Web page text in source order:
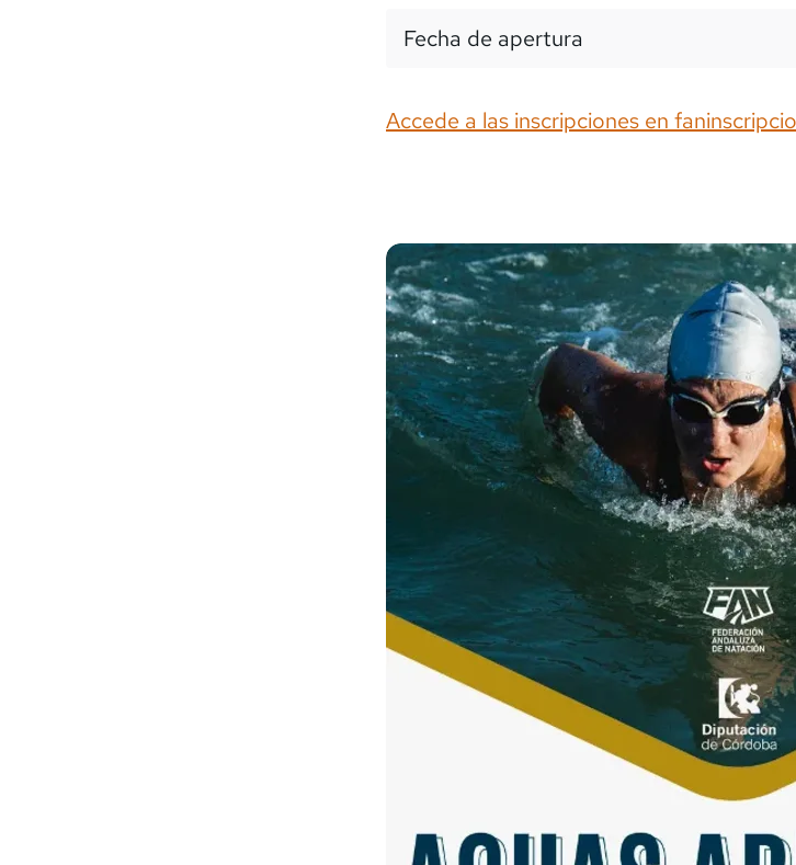
Fecha de apertura
Accede a las inscripciones en